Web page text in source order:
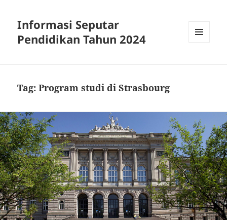
Informasi Seputar
Pendidikan Tahun 2024
Tag:Program studi di Strasbourg